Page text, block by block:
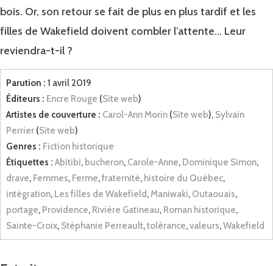
bois. Or, son retour se fait de plus en plus tardif et les
filles de Wakefield doivent combler l’attente… Leur
reviendra-t-il ?
Parution : 1 avril 2019
Éditeurs : Encre Rouge (Site web)
Artistes de couverture : Carol-Ann Morin(Site web), Sylvain
Perrier(Site web)
Genres : Fiction historique
Étiquettes : Abitibi, bucheron, Carole-Anne, Dominique Simon,
drave, Femmes, Ferme,fraternité, histoire du Québec,
intégration, Les filles de Wakefield,Maniwaki, Outaouais,
portage, Providence, Rivière Gatineau, Roman historique,
Sainte-Croix, Stéphanie Perreault,tolérance,valeurs,Wakefield